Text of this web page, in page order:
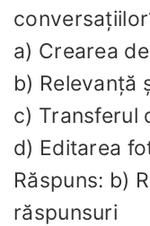
a) Crearea
b) Relevanță
c) Transferul
d) Editarea
Răspuns: b)
răspunsuri